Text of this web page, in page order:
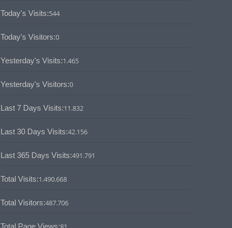
Today's Visits:544
Today's Visitors:0
Yesterday's Visits:1.465
Yesterday's Visitors:0
Last 7 Days Visits:11.832
Last 30 Days Visits:42.156
Last 365 Days Visits:491.791
Total Visits:1.490.668
Total Visitors:487.706
Total Page Views: